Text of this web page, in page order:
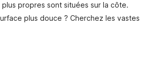
propres sont situées sur la côte.
plus douce ? Cherchez les vastes